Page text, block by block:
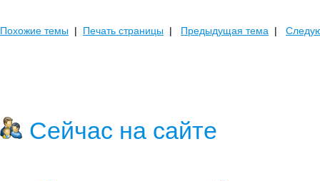
Похожие темы | Печать страницы | Предыдущая тема |
Сейчас на сайте